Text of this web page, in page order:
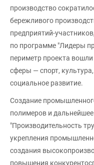
производство
бережливого
предприятий-
по программе "Лидеры
периметр проекта
сферы — спорт,
социальное развитие.
Создание
полимеров и
"Производительность
укрепления
создания
повышения